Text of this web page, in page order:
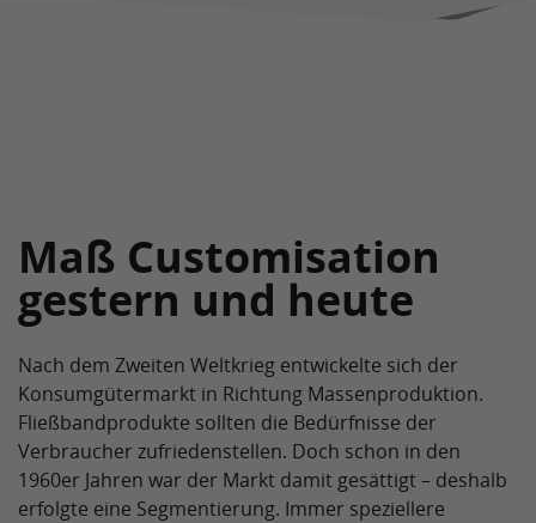
Maß Customisation
gestern und heute
Nach dem Zweiten Weltkrieg entwickelte sich der
Konsumgütermarkt in Richtung Massenproduktion.
Fließbandprodukte sollten die Bedürfnisse der
Verbraucher zufriedenstellen. Doch schon in den
1960er Jahren war der Markt damit gesättigt – deshalb
erfolgte eine Segmentierung. Immer speziellere